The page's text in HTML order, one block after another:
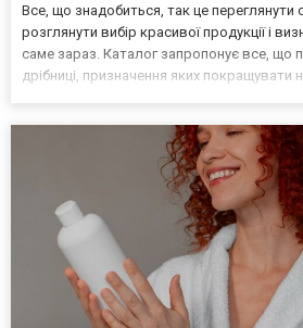
Все, що знадобиться, так це переглянути
розглянути вибір красивої продукції і
саме зараз. Каталог запропонує все, що
дрібниці, призначення яких покращувати